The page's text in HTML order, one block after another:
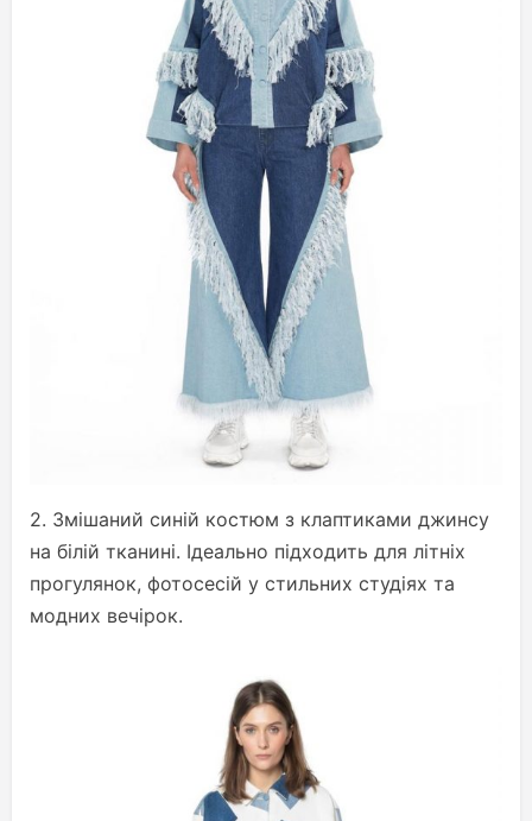
2. Змішаний синій костюм з клаптиками джинсу
на білій тканині. Ідеально підходить для літніх
прогулянок, фотосесій у стильних студіях та
модних вечірок.